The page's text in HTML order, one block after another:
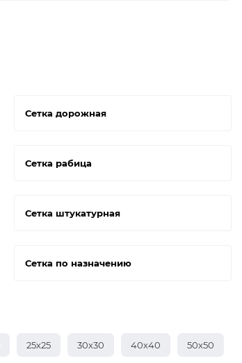
Сетка дорожная
Сетка рабица
Сетка штукатурная
Сетка по назначению
25х25 30х30 40х40 50х50